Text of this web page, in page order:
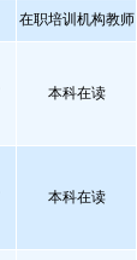
在职培训机构教师
本科在读
本科在读